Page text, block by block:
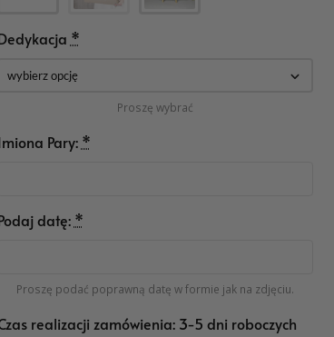
*
Proszę wybrać
Pary: *
datę: *
Proszę podać poprawną datę w formie jak na zdjęciu.
realizacji zamówienia: 3-5 dni roboczych